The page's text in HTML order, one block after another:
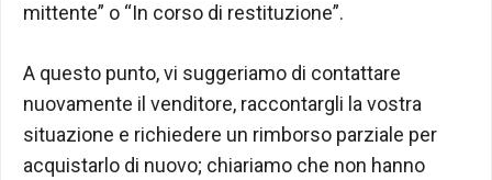
mittente” o “In corso di restituzione”.
A questo punto, vi suggeriamo di contattare
nuovamente il venditore, raccontargli la vostra
situazione e richiedere un rimborso parziale per
acquistarlo di nuovo; chiariamo che non hanno